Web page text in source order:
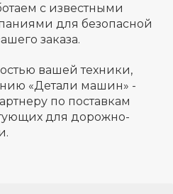
с известными
для безопасной
заказа.
вашей техники,
«Детали машин» -
по поставкам
для дорожно-